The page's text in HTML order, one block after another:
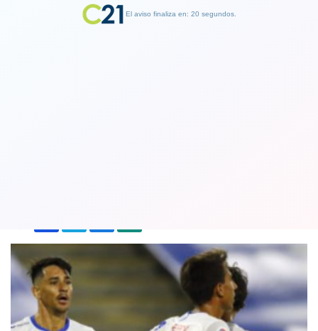
El aviso finaliza en: 19 segundos.